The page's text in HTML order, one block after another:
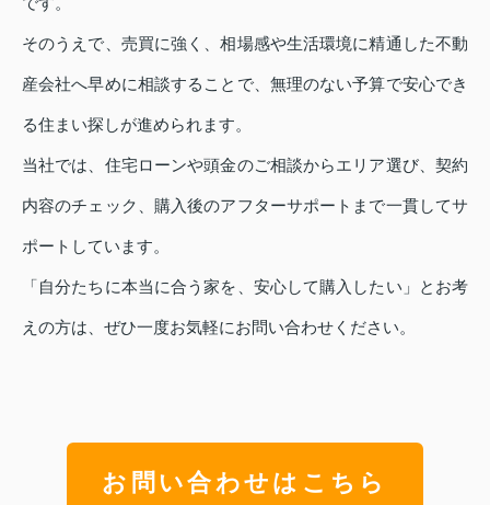
そのうえで、売買に強く、相場感や生活環境に精通した不動
産会社へ早めに相談することで、無理のない予算で安心でき
る住まい探しが進められます。
当社では、住宅ローンや頭金のご相談からエリア選び、契約
内容のチェック、購入後のアフターサポートまで一貫してサ
ポートしています。
「自分たちに本当に合う家を、安心して購入したい」とお考
えの方は、ぜひ一度お気軽にお問い合わせください。
お問い合わせはこちら